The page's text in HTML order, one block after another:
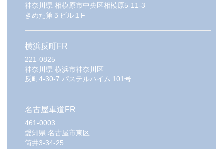
神奈川県 相模原市中央区相模原5-11-3
きめた第５ビル１F
横浜反町FR
221-0825
神奈川県 横浜市神奈川区
反町4-30-7 パステルハイム 101号
名古屋車道FR
461-0003
愛知県 名古屋市東区
筒井3-34-25